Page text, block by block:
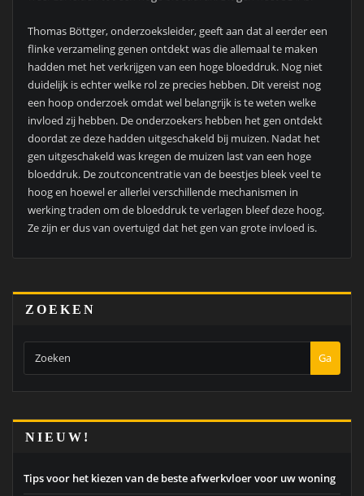
Thomas Böttger, onderzoeksleider, geeft aan dat al eerder een
flinke verzameling genen ontdekt was die allemaal te maken
hadden met het verkrijgen van een hoge bloeddruk. Nog niet
duidelijk is echter welke rol ze precies hebben. Dit vereist nog
een hoop onderzoek omdat wel belangrijk is te weten welke
invloed zij hebben. De onderzoekers hebben het gen ontdekt
doordat ze deze hadden uitgeschakeld bij muizen. Nadat het
gen uitgeschakeld was kregen de muizen last van een hoge
bloeddruk. De zoutconcentratie van de beestjes bleek veel te
hoog en hoewel er allerlei verschillende mechanismen in
werking traden om de bloeddruk te verlagen bleef deze hoog.
Ze zijn er dus van overtuigd dat het gen van grote invloed is.
ZOEKEN
Ga
NIEUW!
Tips voor het kiezen van de beste afwerkvloer voor uw woning